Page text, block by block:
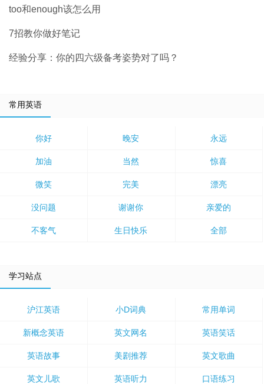
too和enough该怎么用
7招教你做好笔记
经验分享：你的四六级备考姿势对了吗？
常用英语
你好 晚安 永远
加油 当然 惊喜
微笑 完美 漂亮
没问题 谢谢你 亲爱的
不客气 生日快乐 全部
学习站点
沪江英语 小D词典 常用单词
新概念英语 英文网名 英语笑话
英语故事 美剧推荐 英文歌曲
英文儿歌 英语听力 口语练习